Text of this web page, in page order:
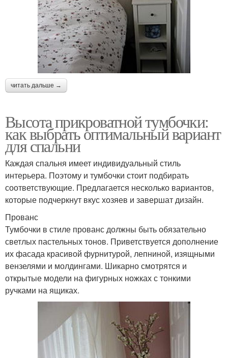
читать дальше →
Высота прикроватной тумбочки:
как выбрать оптимальный вариант
для спальни
Каждая спальня имеет индивидуальный стиль
интерьера. Поэтому и тумбочки стоит подбирать
соответствующие. Предлагается несколько вариантов,
которые подчеркнут вкус хозяев и завершат дизайн.
Прованс
Тумбочки в стиле прованс должны быть обязательно
светлых пастельных тонов. Приветствуется дополнение
их фасада красивой фурнитурой, лепниной, изящными
вензелями и молдингами. Шикарно смотрятся и
открытые модели на фигурных ножках с тонкими
ручками на ящиках.